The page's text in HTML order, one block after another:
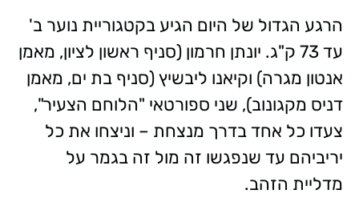
הרגע הגדול של היום הגיע בקטגוריית נוער ב'
עד 73 ק"ג. יונתן חרמון (סניף ראשון לציון, מאמן
אנטון מגרה) וקיאנו ליבשיץ (סניף בת ים, מאמן
דניס מקגונוב), שני ספורטאי "הלוחם הצעיר",
צעדו כל אחד בדרך מנצחת – וניצחו את כל
יריביהם עד שנפגשו זה מול זה בגמר על
מדליית הזהב.